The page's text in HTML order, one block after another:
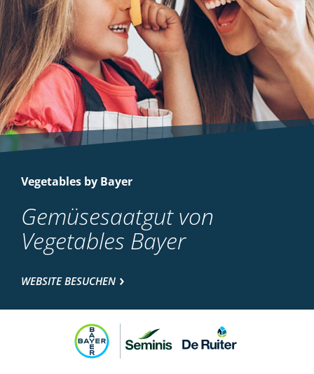
Vegetables by Bayer
Gemüsesaatgut von
Vegetables Bayer
WEBSITE BESUCHEN